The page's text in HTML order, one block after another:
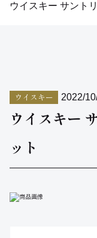
ウイスキー サント
ウイスキー 2022/
ウイスキー
ット